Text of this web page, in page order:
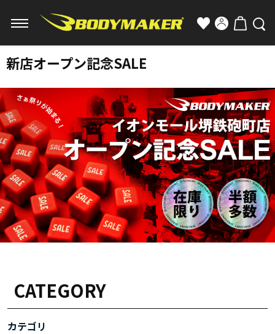
新店オープン記念SALE
CATEGORY
カテゴリ